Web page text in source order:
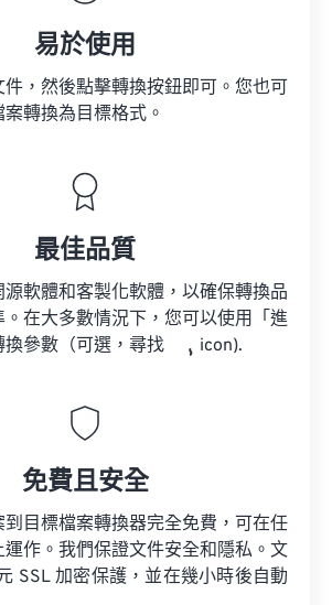
易於使用
，然後點擊轉換按鈕即可。您也可
轉換為目標格式。
最佳品質
軟體和客製化軟體，以確保轉換品
在大多數情況下，您可以使用「進
參數（可選，尋找
icon).
免費且安全
目標檔案轉換器完全免費，可在任
作。我們保證文件安全和隱私。文
SSL 加密保護，並在幾小時後自動